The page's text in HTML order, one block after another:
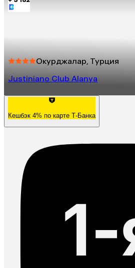
Окурджалар, Турция
Justiniano Club Alanya
Кешбэк 4% по карте Т-Банка